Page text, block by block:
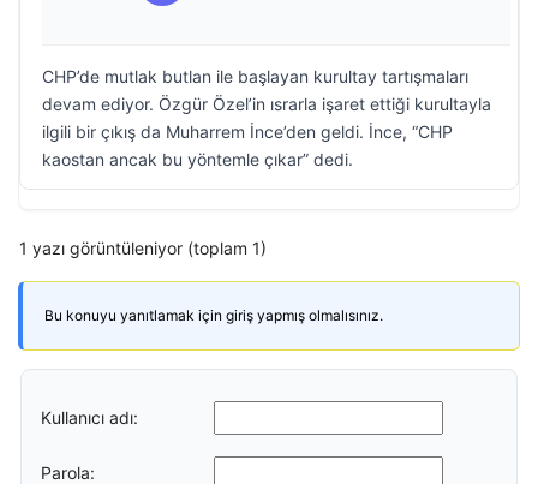
CHP’de mutlak butlan ile başlayan kurultay tartışmaları
devam ediyor. Özgür Özel’in ısrarla işaret ettiği kurultayla
ilgili bir çıkış da Muharrem İnce’den geldi. İnce, “CHP
kaostan ancak bu yöntemle çıkar” dedi.
1 yazı görüntüleniyor (toplam 1)
Bu konuyu yanıtlamak için giriş yapmış olmalısınız.
Kullanıcı adı:
Parola: